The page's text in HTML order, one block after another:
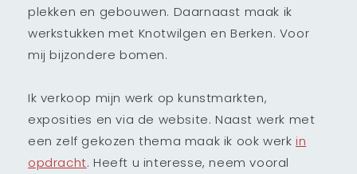
plekken en gebouwen. Daarnaast maak ik
werkstukken met Knotwilgen en Berken. Voor
mij bijzondere bomen.
Ik verkoop mijn werk op kunstmarkten,
exposities en via de website. Naast werk met
een zelf gekozen thema maak ik ook werkin
opdracht. Heeft u interesse, neem vooral